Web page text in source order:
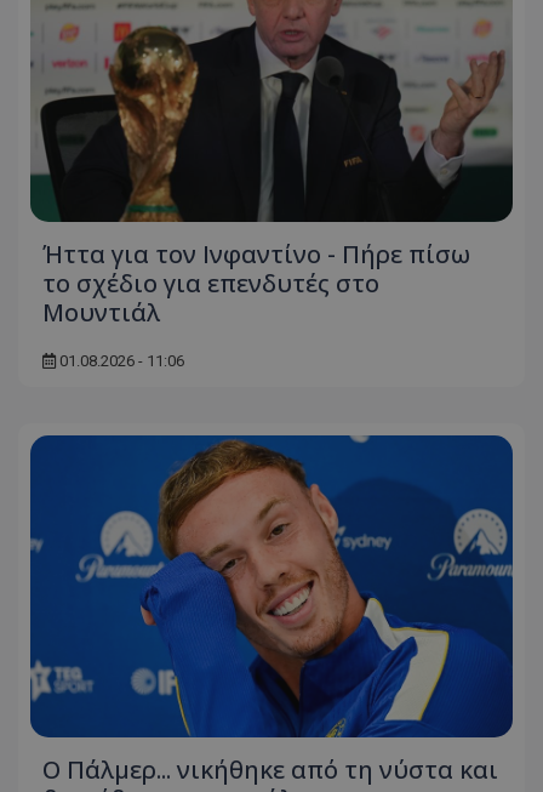
Ήττα για τον Ινφαντίνο - Πήρε πίσω
το σχέδιο για επενδυτές στο
Μουντιάλ
01.08.2026 - 11:06
Ο Πάλμερ... νικήθηκε από τη νύστα και